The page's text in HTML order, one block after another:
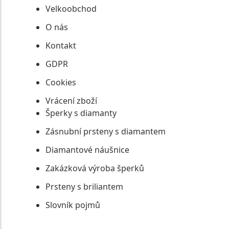
Velkoobchod
O nás
Kontakt
GDPR
Cookies
Vrácení zboží
Šperky s diamanty
Zásnubní prsteny s diamantem
Diamantové náušnice
Zakázková výroba šperků
Prsteny s briliantem
Slovník pojmů